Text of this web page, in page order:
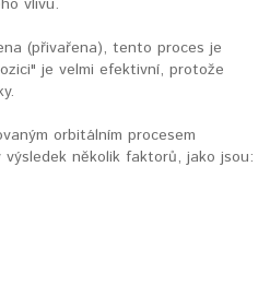
vlivu.
(přivařena), tento proces je
je velmi efektivní, protože
orbitálním procesem
několik faktorů, jako jsou: